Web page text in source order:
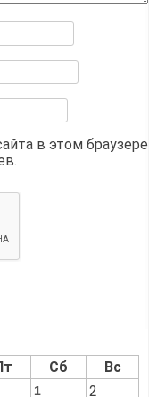
в этом браузере
Сб Вс
1 2